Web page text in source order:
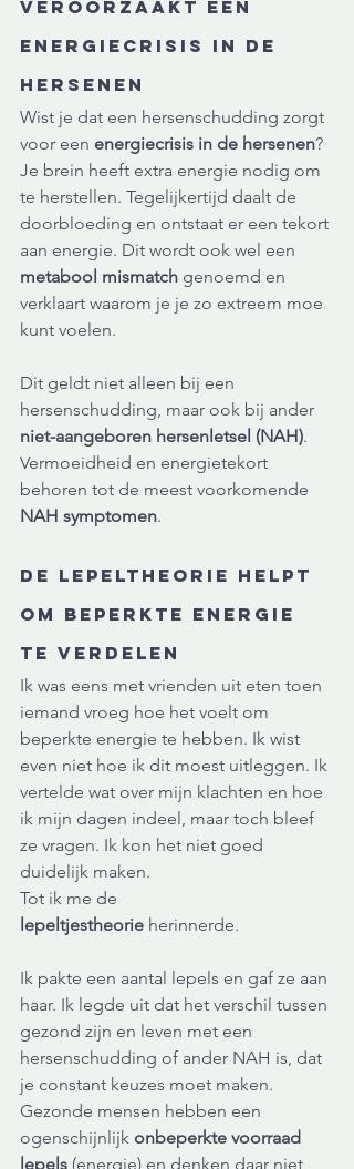
veroorzaakt een
energiecrisis in de
hersenen
Wist je dat een hersenschudding zorgt
voor een energiecrisis in de hersenen?
Je brein heeft extra energie nodig om
te herstellen. Tegelijkertijd daalt de
doorbloeding en ontstaat er een tekort
aan energie. Dit wordt ook wel een
metabool mismatch genoemd en
verklaart waarom je je zo extreem moe
kunt voelen.
Dit geldt niet alleen bij een
hersenschudding, maar ook bij ander
niet-aangeboren hersenletsel (NAH).
Vermoeidheid en energietekort
behoren tot de meest voorkomende
NAH symptomen.
De Lepeltheorie helpt
om beperkte energie
te verdelen
Ik was eens met vrienden uit eten toen
iemand vroeg hoe het voelt om
beperkte energie te hebben. Ik wist
even niet hoe ik dit moest uitleggen. Ik
vertelde wat over mijn klachten en hoe
ik mijn dagen indeel, maar toch bleef
ze vragen. Ik kon het niet goed
duidelijk maken.
Tot ik me de
lepeltjestheorie herinnerde.
Ik pakte een aantal lepels en gaf ze aan
haar. Ik legde uit dat het verschil tussen
gezond zijn en leven met een
hersenschudding of ander NAH is, dat
je constant keuzes moet maken.
Gezonde mensen hebben een
ogenschijnlijk onbeperkte voorraad
lepels (energie) en denken daar niet